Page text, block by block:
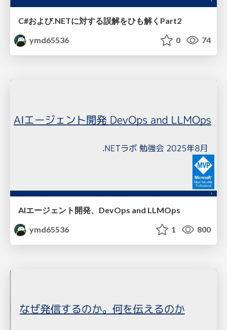
C#および.NETに対する誤解をひも解くPart2
ymd65536
0 74
AIエージェント開発、DevOps and LLMOps
ymd65536
1 800